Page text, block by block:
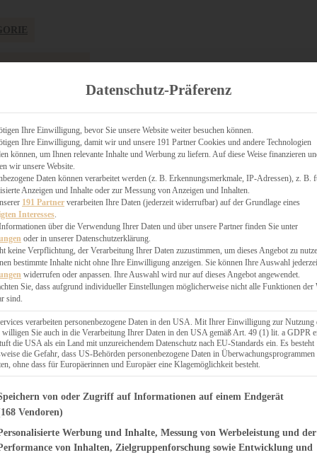
KÄSEKUCHEN
Datenschutz-Präferenz
Ihre Einwilligung, bevor Sie unsere Website weiter besuchen können.
Ihre Einwilligung, damit wir und unsere 191 Partner Cookies und andere Technologien
können, um Ihnen relevante Inhalte und Werbung zu liefern. Auf diese Weise finanzieren
wir unsere Website.
Daten können verarbeitet werden (z. B. Erkennungsmerkmale, IP-Adressen), z. B.
Anzeigen und Inhalte oder zur Messung von Anzeigen und Inhalten.
191 Partner verarbeiten Ihre Daten (jederzeit widerrufbar) auf der Grundlage eines
Interesses.
über die Verwendung Ihrer Daten und über unsere Partner finden Sie unter
oder in unserer Datenschutzerklärung.
keine Verpflichtung, der Verarbeitung Ihrer Daten zuzustimmen, um dieses Angebot zu
bestimmte Inhalte nicht ohne Ihre Einwilligung anzeigen. Sie können Ihre Auswahl
widerrufen oder anpassen. Ihre Auswahl wird nur auf dieses Angebot angewendet.
Sie, dass aufgrund individueller Einstellungen möglicherweise nicht alle Funktionen der
sind.
verarbeiten personenbezogene Daten in den USA. Mit Ihrer Einwilligung zur Nutzung
willigen Sie auch in die Verarbeitung Ihrer Daten in den USA gemäß Art. 49 (1) lit. a GDPR
die USA als ein Land mit unzureichendem Datenschutz nach EU-Standards ein. Es besteht
die Gefahr, dass US-Behörden personenbezogene Daten in Überwachungsprogrammen
ohne dass für Europäerinnen und Europäer eine Klagemöglichkeit besteht.
finden Sie eine Liste der Zwecke des IAB Transparency and
von oder Zugriff auf Informationen auf einem Endgerät
Vendoren)
Werbung und Inhalte, Messung von Werbeleistung und der
von Inhalten, Zielgruppenforschung sowie Entwicklung und